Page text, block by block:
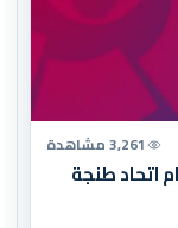
3,261 مشاهدة
اتحاد طنجة